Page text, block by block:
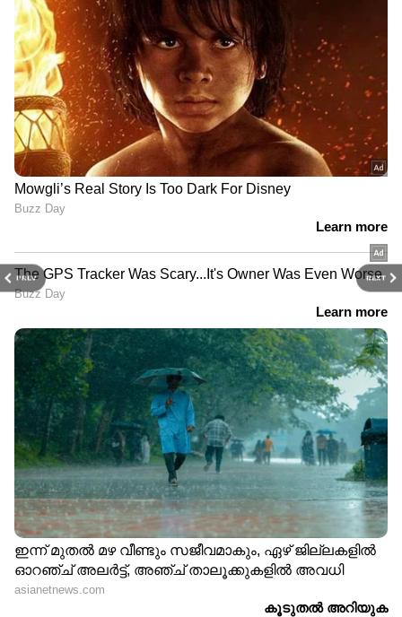
PREV NEXT